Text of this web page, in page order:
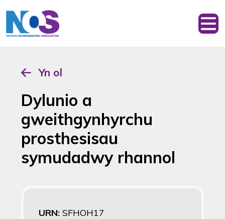
Yn ol
Dylunio a
gweithgynhyrchu
prosthesisau
symudadwy rhannol
URN: SFHOH17